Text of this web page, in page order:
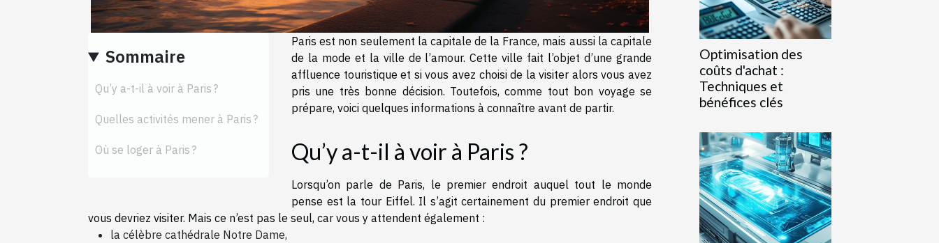
Sommaire
Qu’y a-t-il à voir à Paris ?
Quelles activités mener à Paris ?
Où se loger à Paris ?
Paris est non seulement la capitale de la France, mais aussi la capitale
de la mode et la ville de l’amour. Cette ville fait l’objet d’une grande
affluence touristique et si vous avez choisi de la visiter alors vous avez
pris une très bonne décision. Toutefois, comme tout bon voyage se
prépare, voici quelques informations à connaître avant de partir.
Qu’y a-t-il à voir à Paris ?
Lorsqu’on parle de Paris, le premier endroit auquel tout le monde
pense est la tour Eiffel. Il s’agit certainement du premier endroit que
vous devriez visiter. Mais ce n’est pas le seul, car vous y attendent également :
la célèbre cathédrale Notre Dame,
Optimisation des
coûts d'achat :
Techniques et
bénéfices clés